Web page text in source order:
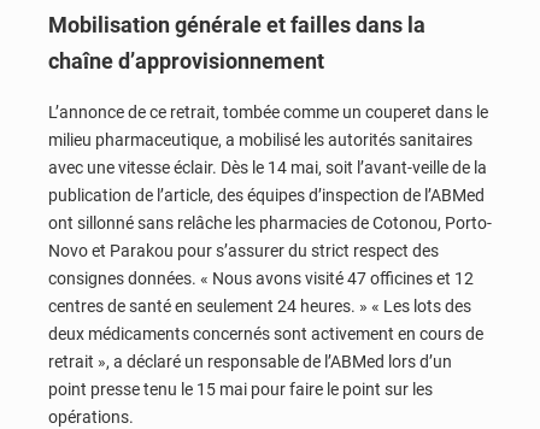
Mobilisation générale et failles dans la
chaîne d’approvisionnement
L’annonce de ce retrait, tombée comme un couperet dans le
milieu pharmaceutique, a mobilisé les autorités sanitaires
avec une vitesse éclair. Dès le 14 mai, soit l’avant-veille de la
publication de l’article, des équipes d’inspection de l’ABMed
ont sillonné sans relâche les pharmacies de Cotonou, Porto-
Novo et Parakou pour s’assurer du strict respect des
consignes données. « Nous avons visité 47 officines et 12
centres de santé en seulement 24 heures. » « Les lots des
deux médicaments concernés sont activement en cours de
retrait », a déclaré un responsable de l’ABMed lors d’un
point presse tenu le 15 mai pour faire le point sur les
opérations.